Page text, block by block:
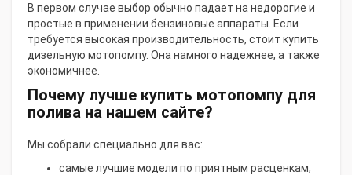
В первом случае выбор обычно падает на недорогие и
простые в применении бензиновые аппараты. Если
требуется высокая производительность, стоит купить
дизельную мотопомпу. Она намного надежнее, а также
экономичнее.
Почему лучше купить мотопомпу для
полива на нашем сайте?
Мы собрали специально для вас:
самые лучшие модели по приятным расценкам;